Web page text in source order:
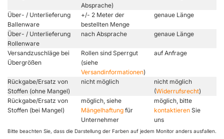
Absprache)
Über- / Unterlieferung
Ballenware
+/- 2 Meter der
bestellten Menge
genaue Länge
Über- / Unterlieferung
Rollenware
nach Absprache genaue Länge
Versandzuschläge bei
Übergrößen
Rollen sind Sperrgut
(siehe
Versandinformationen)
auf Anfrage
Rückgabe/Ersatz von
Stoffen (ohne Mangel)
nicht möglich
nicht möglich
(Widerrufsrecht)
Rückgabe/Ersatz von
Stoffen (bei Mangel)
möglich, siehe
Mängelhaftung für
Unternehmer
möglich, bitte
kontaktieren Sie
uns
Bitte beachten Sie, dass die Darstellung der Farben auf jedem Monitor anders ausfallen.